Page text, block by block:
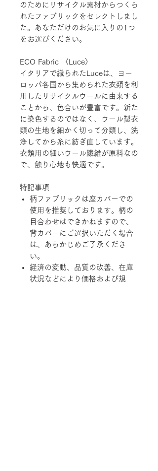
のためにリサイクル素材からつくら
れたファブリックをセレクトしまし
た。あなただけのお気に入りの1つ
をお選びください。
ECO Fabric 〈Luce〉
イタリアで織られたLuceは、ヨー
ロッパ各国から集められた衣類を利
用したリサイクルウールに由来する
ことから、色合いが豊富です。新た
に染色するのではなく、ウール製衣
類の生地を細かく切って分類し、洗
浄してから糸に紡ぎ直しています。
衣類用の細いウール繊維が原料なの
で、触り心地も快適です。
特記事項
柄ファブリックは座カバーでの
使用を推奨しております。柄の
目合わせはできかねますので、
背カバーにご選択いただく場合
は、あらかじめご了承くださ
い。
経済の変動、品質の改善、在庫
状況などにより価格および規